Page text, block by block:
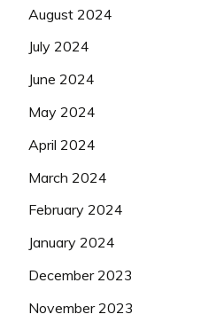
August 2024
July 2024
June 2024
May 2024
April 2024
March 2024
February 2024
January 2024
December 2023
November 2023